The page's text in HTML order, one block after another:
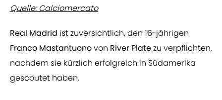
Quelle: Calciomercato
Real Madrid ist zuversichtlich, den 16-jährigen
Franco Mastantuonovon River Platezu verpflichten,
nachdem sie kürzlich erfolgreich in Südamerika
gescoutet haben.